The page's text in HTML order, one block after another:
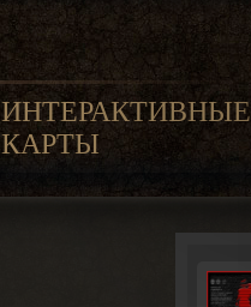
ИНТЕРАКТИВНЫЕ
КАРТЫ